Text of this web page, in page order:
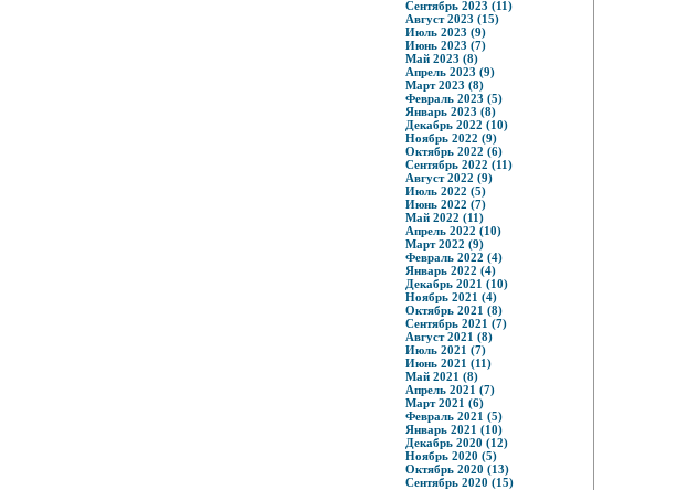
Сентябрь 2023 (11)
Август 2023 (15)
Июль 2023 (9)
Июнь 2023 (7)
Май 2023 (8)
Апрель 2023 (9)
Март 2023 (8)
Февраль 2023 (5)
Январь 2023 (8)
Декабрь 2022 (10)
Ноябрь 2022 (9)
Октябрь 2022 (6)
Сентябрь 2022 (11)
Август 2022 (9)
Июль 2022 (5)
Июнь 2022 (7)
Май 2022 (11)
Апрель 2022 (10)
Март 2022 (9)
Февраль 2022 (4)
Январь 2022 (4)
Декабрь 2021 (10)
Ноябрь 2021 (4)
Октябрь 2021 (8)
Сентябрь 2021 (7)
Август 2021 (8)
Июль 2021 (7)
Июнь 2021 (11)
Май 2021 (8)
Апрель 2021 (7)
Март 2021 (6)
Февраль 2021 (5)
Январь 2021 (10)
Декабрь 2020 (12)
Ноябрь 2020 (5)
Октябрь 2020 (13)
Сентябрь 2020 (15)